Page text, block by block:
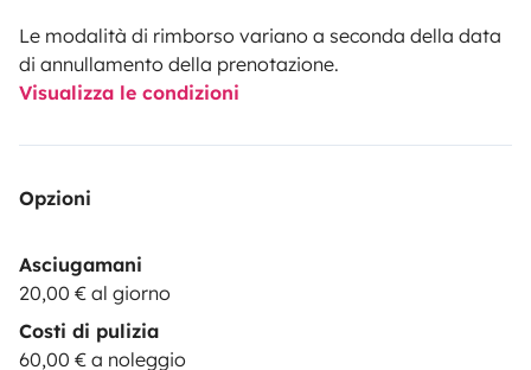
Le modalità di rimborso variano a seconda della data
di annullamento della prenotazione.
Visualizza le condizioni
Opzioni
Asciugamani
20,00 € al giorno
Costi di pulizia
60,00 € a noleggio